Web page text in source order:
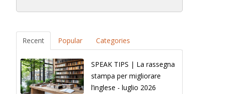
Recent Popular Categories
SPEAK TIPS | La rassegna
stampa per migliorare
l’inglese - luglio 2026